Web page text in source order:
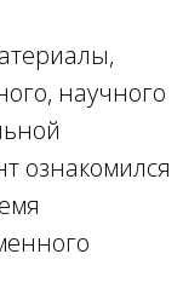
научного
ознакомился